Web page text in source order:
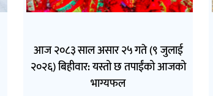
आज २०८३ साल असार २५ गते (९ जुलाई
२०२६) बिहीवार: यस्तो छ तपाईंको आजको
भाग्यफल